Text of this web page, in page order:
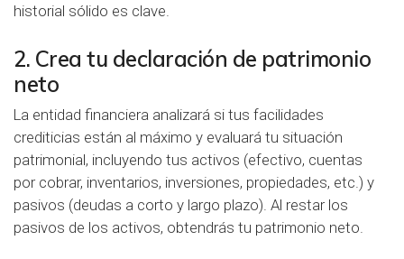
historial sólido es clave.
2. Crea tu declaración de patrimonio
neto
La entidad financiera analizará si tus facilidades
crediticias están al máximo y evaluará tu situación
patrimonial, incluyendo tus activos (efectivo, cuentas
por cobrar, inventarios, inversiones, propiedades, etc.) y
pasivos (deudas a corto y largo plazo). Al restar los
pasivos de los activos, obtendrás tu patrimonio neto.